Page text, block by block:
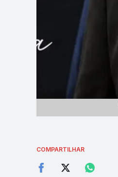
COMPARTILHAR